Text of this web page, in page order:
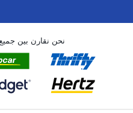
نحن نقارن بين